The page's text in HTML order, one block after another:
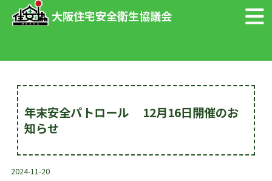
大阪住宅安全衛生協議会
年末安全パトロール 12月16日開催のお
知らせ
2024-11-20